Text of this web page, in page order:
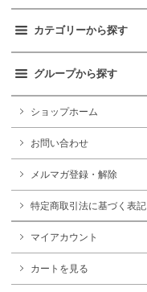
カテゴリーから探す
グループから探す
ショップホーム
お問い合わせ
メルマガ登録・解除
特定商取引法に基づく表記
マイアカウント
カートを見る